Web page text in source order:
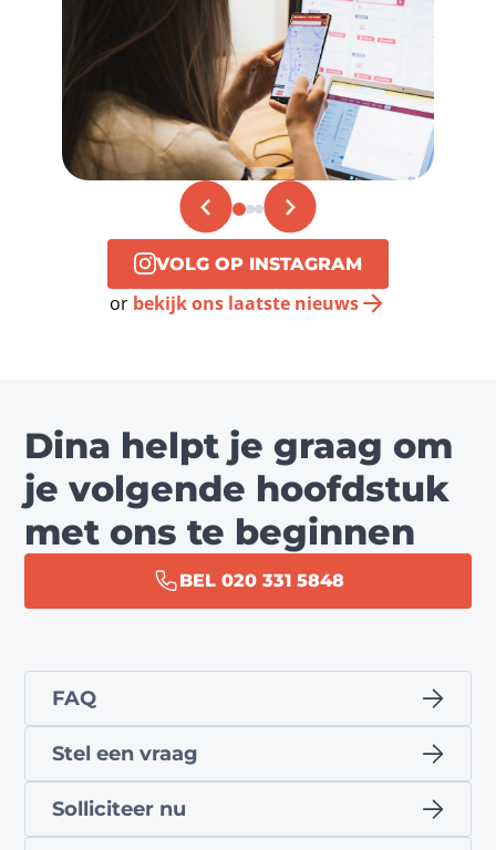
VOLG OP INSTAGRAM
or bekijk ons laatste nieuws
Dina helpt je graag om
je volgende hoofdstuk
met ons te beginnen
BEL 020 331 5848
FAQ
Stel een vraag
Solliciteer nu